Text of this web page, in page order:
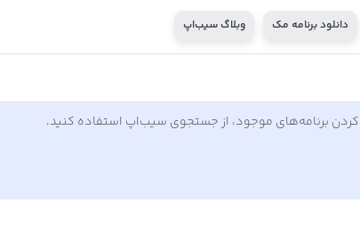
دانلود برنامه مک وبلاگ سیب‌اپ
کردن برنامه‌های موجود، از جستجوی سیب‌اپ استفاده کنید.